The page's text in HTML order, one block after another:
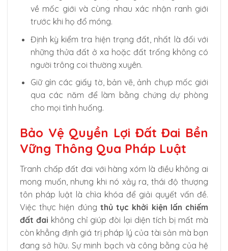
về mốc giới và cùng nhau xác nhận ranh giới
trước khi họ đổ móng.
Định kỳ kiểm tra hiện trạng đất, nhất là đối với
những thửa đất ở xa hoặc đất trống không có
người trông coi thường xuyên.
Giữ gìn các giấy tờ, bản vẽ, ảnh chụp mốc giới
qua các năm để làm bằng chứng dự phòng
cho mọi tình huống.
Bảo Vệ Quyền Lợi Đất Đai Bền
Vững Thông Qua Pháp Luật
Tranh chấp đất đai với hàng xóm là điều không ai
mong muốn, nhưng khi nó xảy ra, thái độ thượng
tôn pháp luật là chìa khóa để giải quyết vấn đề.
Việc thực hiện đúng thủ tục khởi kiện lấn chiếm
đất đai không chỉ giúp đòi lại diện tích bị mất mà
còn khẳng định giá trị pháp lý của tài sản mà bạn
đang sở hữu. Sự minh bạch và công bằng của hệ